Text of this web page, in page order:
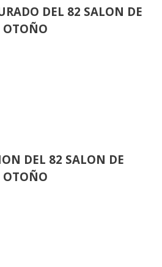
DEL 82 SALON DE
OTOÑO
DEL 82 SALON DE
OTOÑO